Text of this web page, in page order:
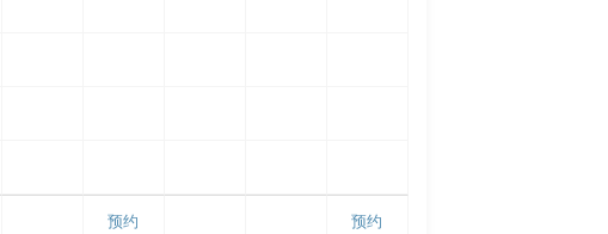
预约 预约